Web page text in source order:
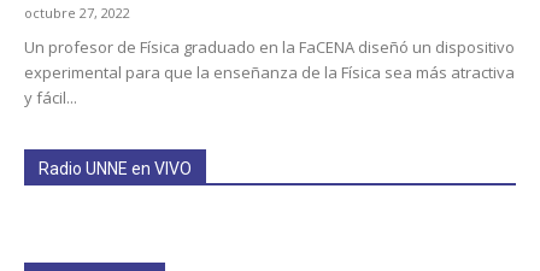
octubre 27, 2022
Un profesor de Física graduado en la FaCENA diseñó un dispositivo
experimental para que la enseñanza de la Física sea más atractiva
y fácil...
Radio UNNE en VIVO